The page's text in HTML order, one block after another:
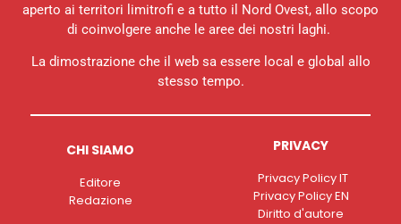
aperto ai territori limitrofi e a tutto il Nord Ovest, allo scopo
di coinvolgere anche le aree dei nostri laghi.
La dimostrazione che il web sa essere local e global allo
stesso tempo.
CHI SIAMO
Editore
Redazione
PRIVACY
Privacy Policy IT
Privacy Policy EN
Diritto d'autore